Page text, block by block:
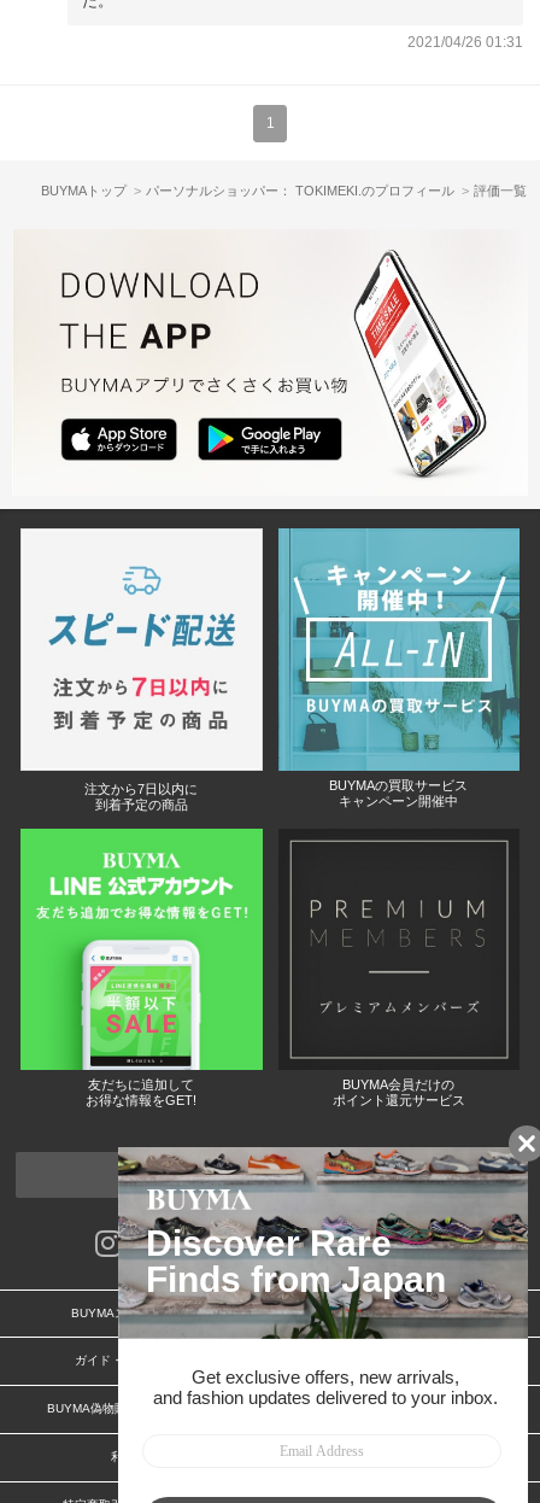
2021/04/26 01:31
1
BUYMAトップ パーソナルショッパー： TOKIMEKI.のプロフィール 評価一覧
注文から7日以内に
到着予定の商品
BUYMAの買取サービス
キャンペーン開催中
友だちに追加して
お得な情報をGET!
BUYMA会員だけの
ポイント還元サービス
ページトップへ
BUYMAスタートガイド 安心への取り組み
ガイド・お問い合わせ
BUYMA偽物販売防止の取り組み BUYMA CARD
利用規約